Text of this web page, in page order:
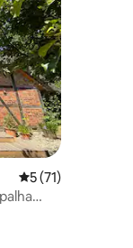
5 de uma
5 (71)